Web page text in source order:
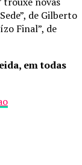
de Gilberto
Final”, de
em todas